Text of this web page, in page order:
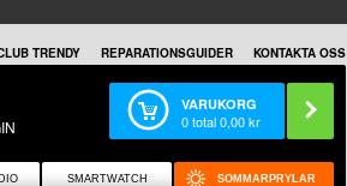
TRENDY REPARATIONSGUIDER KONTAKTA OSS
VARUKORG
0total0,00kr
SMARTWATCH SOMMARPRYLAR